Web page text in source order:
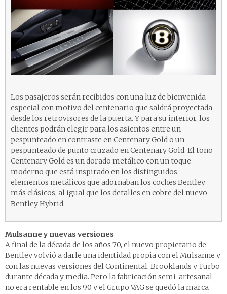
Los pasajeros serán recibidos con una luz de bienvenida
especial con motivo del centenario que saldrá proyectada
desde los retrovisores de la puerta. Y para su interior, los
clientes podrán elegir para los asientos entre un
pespunteado en contraste en Centenary Gold o un
pespunteado de punto cruzado en Centenary Gold. El tono
Centenary Gold es un dorado metálico con un toque
moderno que está inspirado en los distinguidos
elementos metálicos que adornaban los coches Bentley
más clásicos, al igual que los detalles en cobre del nuevo
Bentley Hybrid.
Mulsanne y nuevas versiones
A final de la década de los años 70, el nuevo propietario de
Bentley volvió a darle una identidad propia con el Mulsanne y
con las nuevas versiones del Continental, Brooklands y Turbo
durante década y media. Pero la fabricación semi-artesanal
no era rentable en los 90 y el Grupo VAG se quedó la marca